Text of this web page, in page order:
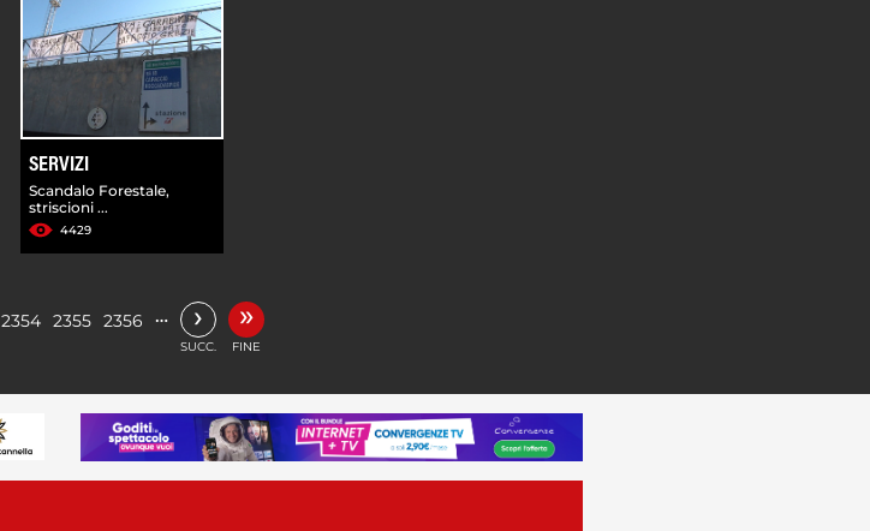
SERVIZI
Scandalo Forestale,
striscioni ...
4429
2354 2355 2356 … ›
SUCC.
»
FINE